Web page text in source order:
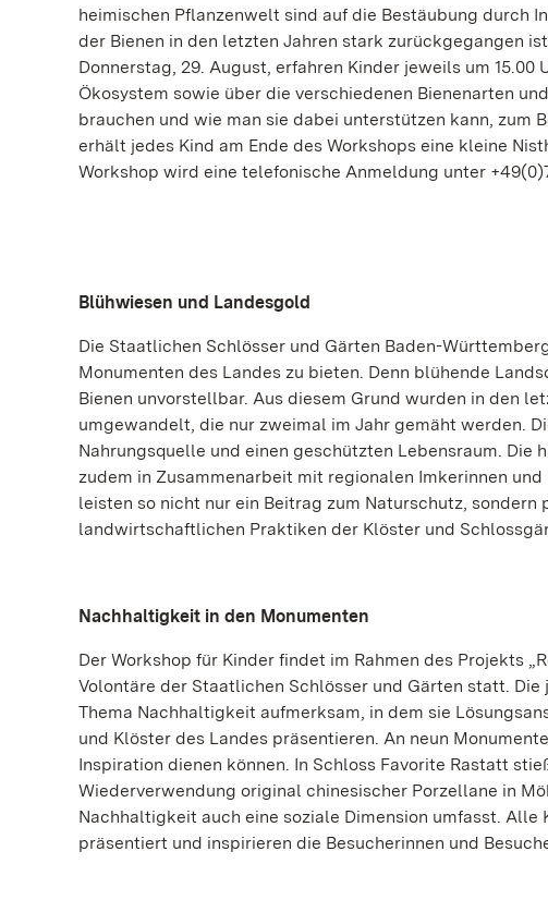
heimischen Pflanzenwelt sind auf die Bestäubung durch
der Bienen in den letzten Jahren stark zurückgegangen
Donnerstag, 29. August, erfahren Kinder jeweils um
Ökosystem sowie über die verschiedenen Bienenarten
brauchen und wie man sie dabei unterstützen kann, zum
erhält jedes Kind am Ende des Workshops eine kleine
Workshop wird eine telefonische Anmeldung unter
Blühwiesen und Landesgold
Die Staatlichen Schlösser und Gärten Baden-
Monumenten des Landes zu bieten. Denn blühende
Bienen unvorstellbar. Aus diesem Grund wurden in den
umgewandelt, die nur zweimal im Jahr gemäht werden.
Nahrungsquelle und einen geschützten Lebensraum.
zudem in Zusammenarbeit mit regionalen Imkerinnen
leisten so nicht nur ein Beitrag zum Naturschutz,
landwirtschaftlichen Praktiken der Klöster und
Nachhaltigkeit in den Monumenten
Der Workshop für Kinder findet im Rahmen des Projekts
Volontäre der Staatlichen Schlösser und Gärten statt.
Thema Nachhaltigkeit aufmerksam, in dem sie
und Klöster des Landes präsentieren. An neun
Inspiration dienen können. In Schloss Favorite Rastatt
Wiederverwendung original chinesischer Porzellane in
Nachhaltigkeit auch eine soziale Dimension umfasst.
präsentiert und inspirieren die Besucherinnen und